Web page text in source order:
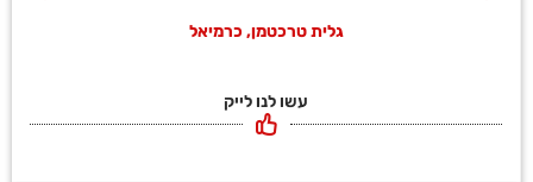
גלית טרכטמן, כרמיאל
עשו לנו לייק